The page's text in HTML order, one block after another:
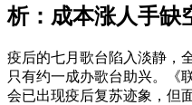
析：成本涨人手缺
疫后的七月歌台陷入淡静，
只有约一成办歌台助兴。《
会已出现疫后复苏迹象，但